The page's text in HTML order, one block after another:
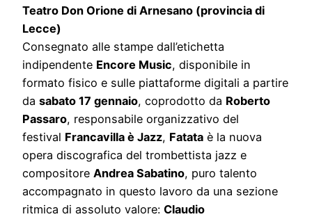
Teatro Don Orione di Arnesano (provincia di
Lecce)
Consegnato alle stampe dall’etichetta
indipendente Encore Music, disponibile in
formato fisico e sulle piattaforme digitali a partire
da sabato 17 gennaio, coprodotto da Roberto
Passaro, responsabile organizzativo del
festival Francavilla è Jazz, Fatata è la nuova
opera discografica del trombettista jazz e
compositore Andrea Sabatino, puro talento
accompagnato in questo lavoro da una sezione
ritmica di assoluto valore: Claudio